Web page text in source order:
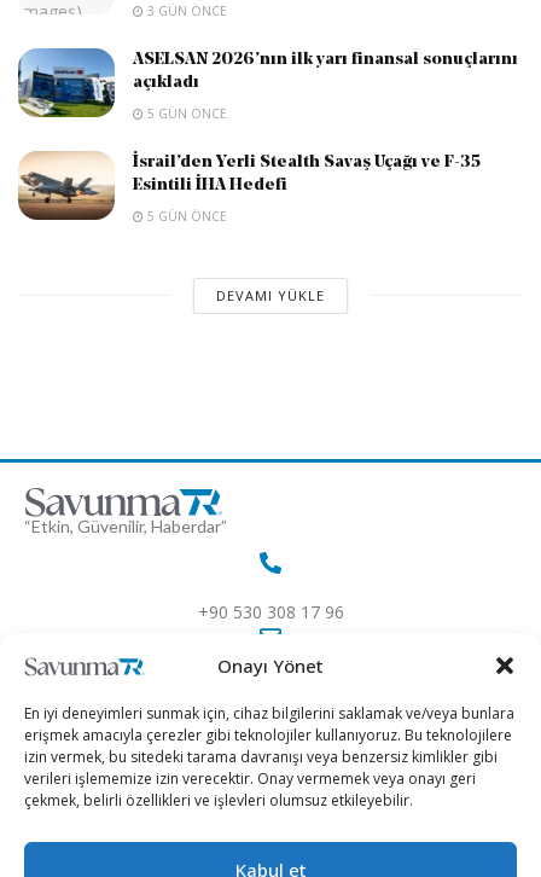
Onayı Yönet
En iyi deneyimleri sunmak için, cihaz bilgilerini saklamak ve/veya bunlara
erişmek amacıyla çerezler gibi teknolojiler kullanıyoruz. Bu teknolojilere
izin vermek, bu sitedeki tarama davranışı veya benzersiz kimlikler gibi
verileri işlememize izin verecektir. Onay vermemek veya onayı geri
çekmek, belirli özellikleri ve işlevleri olumsuz etkileyebilir.
Kabul et
3 GÜN ÖNCE
ASELSAN 2026’nın ilk yarı finansal sonuçlarını
açıkladı
5 GÜN ÖNCE
İsrail’den Yerli Stealth Savaş Uçağı ve F-35
Esintili İHA Hedefi
5 GÜN ÖNCE
DEVAMI YÜKLE
“Etkin, Güvenilir, Haberdar”
+90 530 308 17 96
2026 © Savunma TR. Tüm Hakları Saklıdır.
Savunma Sanayii